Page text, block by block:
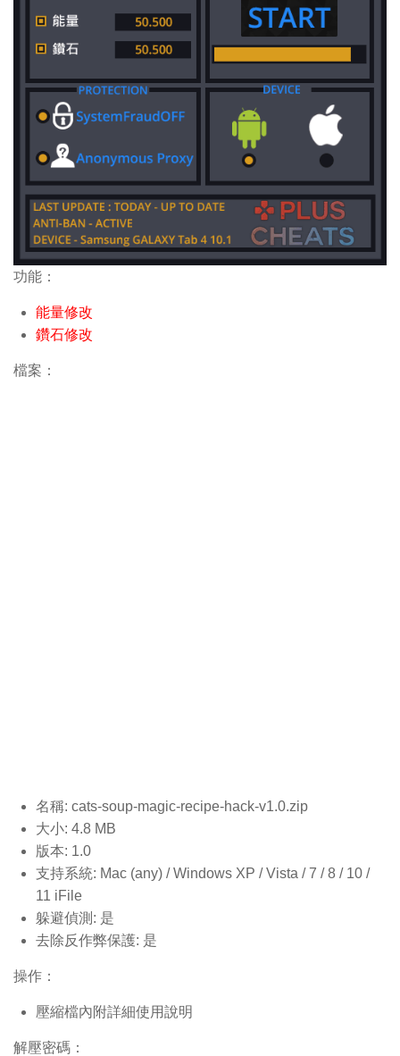
功能：
能量修改
鑽石修改
檔案：
名稱: cats-soup-magic-recipe-hack-v1.0.zip
大小: 4.8 MB
版本: 1.0
支持系統: Mac (any) / Windows XP / Vista / 7 / 8 / 10 /
11 iFile
躲避偵測: 是
去除反作弊保護: 是
操作：
壓縮檔內附詳細使用說明
解壓密碼：